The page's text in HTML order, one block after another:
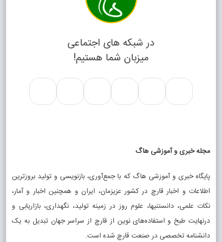
در شبکه های اجتماعی
میزبان شما هستیم!
مجله خبری و آموزشی هاگ
پایگاه خبری و آموزشی هاگ که با جمع‌آوری، بازنویسی و تولید بروزترین
اطلاعات و اخبار قارچ در کشور عزیزمان، ایران و همچنین اخبار و آمار،
نکات علمی، دانستنیها، علوم روز در زمینه تولید، نگهداری، بازاریابی و
درنهایت طبخ و استفاده‌های نوین از قارچ از سراسر جهان تبدیل به یک
دانشنامه تخصصی در صنعت قارچ شده است.